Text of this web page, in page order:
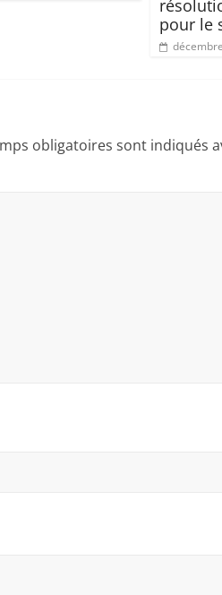
pour le
obligatoires sont indiqués